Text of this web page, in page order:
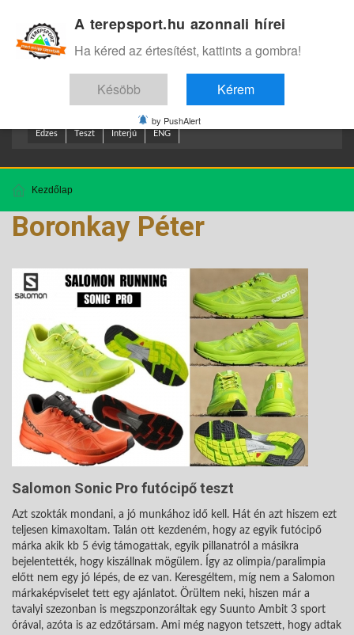
Edzes Teszt Interjú ENG
Kezdőlap
Boronkay Péter
Salomon Sonic Pro futócipő teszt
Azt szokták mondani, a jó munkához idő kell. Hát én azt hiszem ezt
teljesen kimaxoltam. Talán ott kezdeném, hogy az egyik futócipő
márka akik kb 5 évig támogattak, egyik pillanatról a másikra
bejelentették, hogy kiszállnak mögülem. Így az olimpia/paralimpia
előtt nem egy jó lépés, de ez van. Keresgéltem, míg nem a Salomon
márkaképviselet tett egy ajánlatot. Örültem neki, hiszen már a
tavalyi szezonban is megszponzoráltak egy Suunto Ambit 3 sport
órával, azóta is az edzőtársam. Ami még nagyon tetszett, hogy adtak
A terepsport.hu azonnali hírei
Ha kéred az értesítést, kattints a gombra!
Késöbb Kérem
by PushAlert